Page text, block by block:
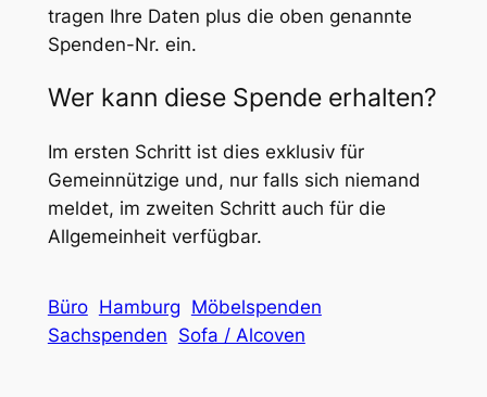
tragen Ihre Daten plus die oben genannte
Spenden-Nr. ein.
Wer kann diese Spende erhalten?
Im ersten Schritt ist dies exklusiv für
Gemeinnützige und, nur falls sich niemand
meldet, im zweiten Schritt auch für die
Allgemeinheit verfügbar.
Büro Hamburg Möbelspenden
Sachspenden Sofa / Alcoven